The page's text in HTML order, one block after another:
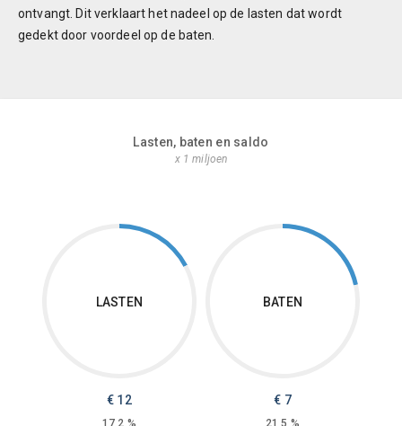
ontvangt. Dit verklaart het nadeel op de lasten dat wordt
gedekt door voordeel op de baten.
Lasten, baten en saldo
x 1 miljoen
LASTEN
€ 12
17,2 %
BATEN
€ 7
21,5 %